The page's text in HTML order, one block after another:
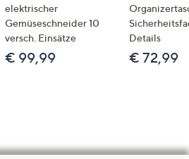
elektrischer
Gemüseschneider 10
versch. Einsätze
€ 99,99
Details
€ 72,99